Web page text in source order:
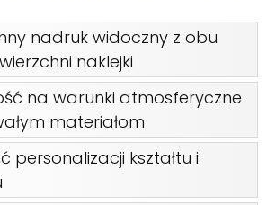
nadruk widoczny z obu
naklejki
na warunki atmosferyczne
materiałom
personalizacji kształtu i